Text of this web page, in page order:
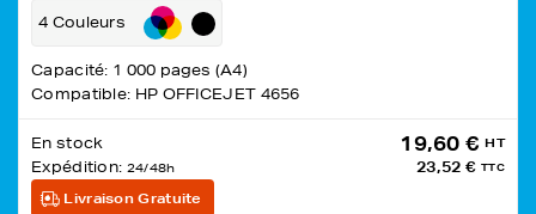
4 Couleurs
Capacité: 1 000 pages (A4)
Compatible: HP OFFICEJET 4656
En stock
Expédition: 24/48h
19,60 € HT
23,52 € TTC
Livraison Gratuite